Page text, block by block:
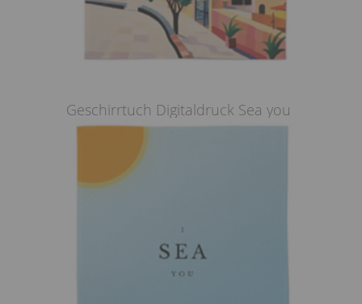
Geschirrtuch Digitaldruck Sea you